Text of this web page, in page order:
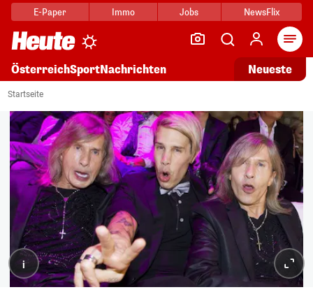
E-Paper Immo Jobs NewsFlix
ÖsterreichSportNachrichten Neueste
Startseite
i